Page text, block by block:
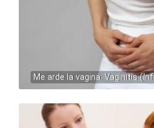
Me arde la vagina: Vaginitis